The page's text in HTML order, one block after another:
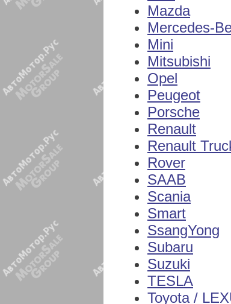
Mazda
Mercedes-
Mini
Mitsubishi
Opel
Peugeot
Porsche
Renault
Renault
Rover
SAAB
Scania
Smart
SsangYong
Subaru
Suzuki
TESLA
Toyota /